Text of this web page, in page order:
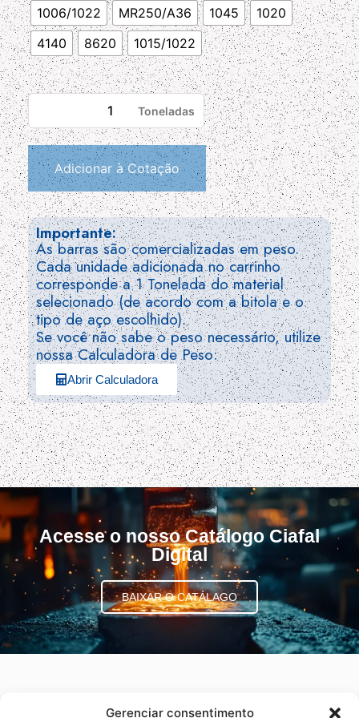
Gerenciar consentimento
1006/1022 MR250/A36 1045
1020
4140
8620 1015/1022
Adicionar à Cotação
Importante:
As barras são comercializadas em peso.
Cada unidade adicionada no carrinho
corresponde a 1 Tonelada do material
selecionado (de acordo com a bitola e o
tipo de aço escolhido).
Se você não sabe o peso necessário, utilize
nossa Calculadora de Peso:
Abrir Calculadora
Acesse o nosso Catálogo Ciafal
Digital
BAIXAR O CATÁLAGO